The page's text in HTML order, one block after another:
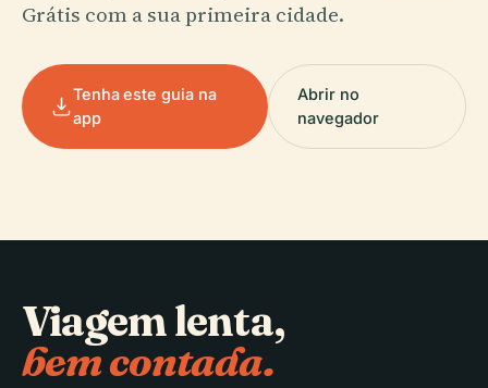
Grátis com a sua primeira cidade.
Tenha este guia na
app
Abrir no
navegador
Viagem lenta,
bem contada.